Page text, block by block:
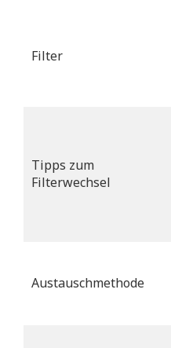
Filter
Tipps zum
Filterwechsel
Austauschmethode